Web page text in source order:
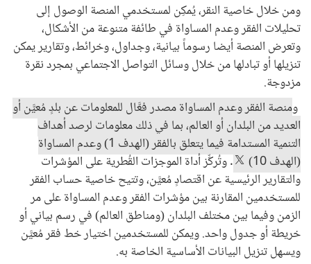
ومن خلال خاصية النقر، يُمكِن لمستخدمي المنصة الوصول إلى
تحليلات الفقر وعدم المساواة في طائفة متنوعة من الأشكال،
وتعرض المنصة أيضا رسوماً بيانية، وجداول، وخرائط، وتقارير يمكن
تنزيلها أو تبادلها من خلال وسائل التواصل الاجتماعي بمجرد نقرة
مزدوجة.
ومنصة الفقر وعدم المساواة مصدر فعَّال للمعلومات عن بلدٍ مُعيَّن أو
العديد من البلدان أو العالم، بما في ذلك معلومات لرصد أهداف
التنمية المستدامة فيما يتعلق بالفقر (الهدف 1) وعدم المساواة
(الهدف 10)
. وتُركِّز أداة الموجزات القُطرية على المؤشرات
والتقارير الرئيسية عن اقتصادٍ مُعيَّن، وتتيح خاصية حساب الفقر
للمستخدمين المقارنة بين مؤشرات الفقر وعدم المساواة على مر
الزمن وفيما بين مختلف البلدان (ومناطق العالم) في رسم بياني أو
خريطة أو جدول واحد. ويمكن للمستخدمين اختيار خط فقر مُعيَّن
ويسهل تنزيل البيانات الأساسية الخاصة به.